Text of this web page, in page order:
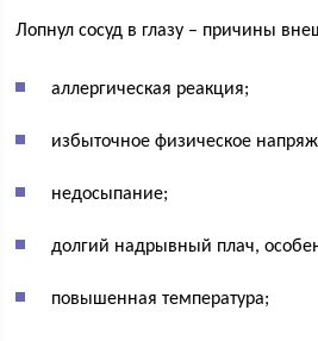
Лопнул сосуд в глазу – причины
аллергическая реакция;
избыточное физическое
недосыпание;
долгий надрывный плач,
повышенная температура;